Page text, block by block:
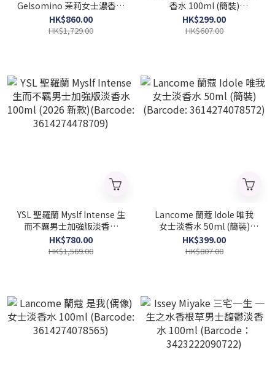
Gelsomino 茉莉女士濃香水
50ml (Barcode:
8056209889320)
HK$860.00
HK$1,729.00
香水 100ml (簡裝)
(Barcode: 3386460113731)
HK$299.00
HK$607.00
YSL 聖羅蘭 Myslf Intense 生
而不羈男士加強版淡香水
100ml (2026 新款)
(Barcode: 3614274478709)
HK$780.00
HK$1,569.00
Lancome 蘭蔻 Idole 唯我
女士淡香水 50ml (簡裝)
(Barcode: 3614274078572)
HK$399.00
HK$807.00